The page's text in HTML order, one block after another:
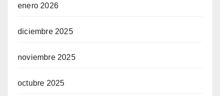
enero 2026
diciembre 2025
noviembre 2025
octubre 2025